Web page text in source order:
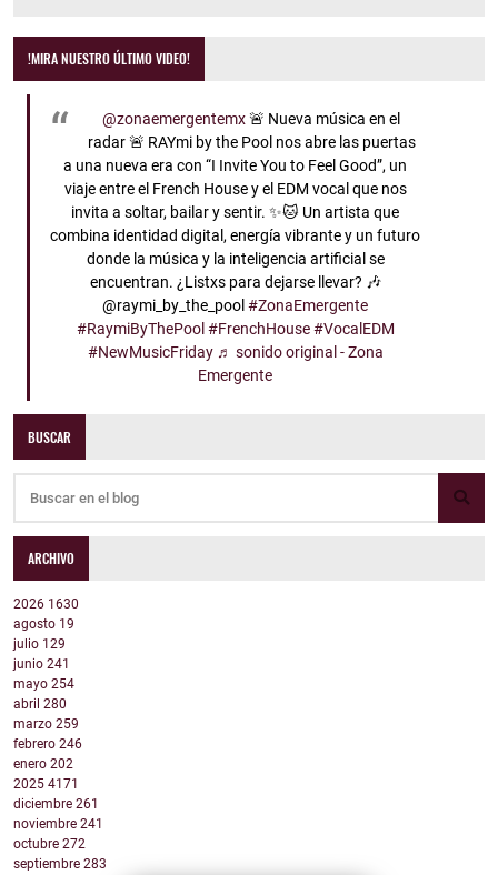
!MIRA NUESTRO ÚLTIMO VIDEO!
@zonaemergentemx🚨 Nueva música en el
radar 🚨 RAYmi by the Pool nos abre las puertas
a una nueva era con “I Invite You to Feel Good”, un
viaje entre el French House y el EDM vocal que nos
invita a soltar, bailar y sentir. ✨🐱 Un artista que
combina identidad digital, energía vibrante y un futuro
donde la música y la inteligencia artificial se
encuentran. ¿Listxs para dejarse llevar? 🎶
@raymi_by_the_pool#ZonaEmergente
#RaymiByThePool #FrenchHouse #VocalEDM
#NewMusicFriday ♬ sonido original - Zona
Emergente
BUSCAR
ARCHIVO
2026 1630
agosto 19
julio 129
junio 241
mayo 254
abril 280
marzo 259
febrero 246
enero 202
2025 4171
diciembre 261
noviembre 241
octubre 272
septiembre 283